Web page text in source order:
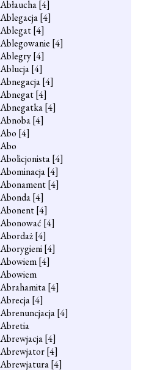
Abłaucha[4]
Ablegacja[4]
Ablegat[4]
Ablegowanie [4]
Ablegry[4]
Ablucja[4]
Abnegacja[4]
Abnegat[4]
Abnegatka[4]
Abnoba[4]
Abo [4]
Abo
Abolicjonista[4]
Abominacja[4]
Abonament[4]
Abonda[4]
Abonent[4]
Abonować [4]
Abordaż[4]
Aborygieni[4]
Abowiem[4]
Abowiem
Abrahamita[4]
Abrecja[4]
Abrenuncjacja[4]
Abretia
Abrewjacja[4]
Abrewjator[4]
Abrewjatura[4]